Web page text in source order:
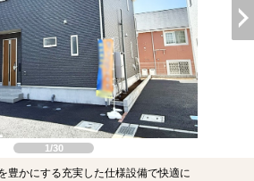
1/30
豊かにする充実した仕様設備で快適に